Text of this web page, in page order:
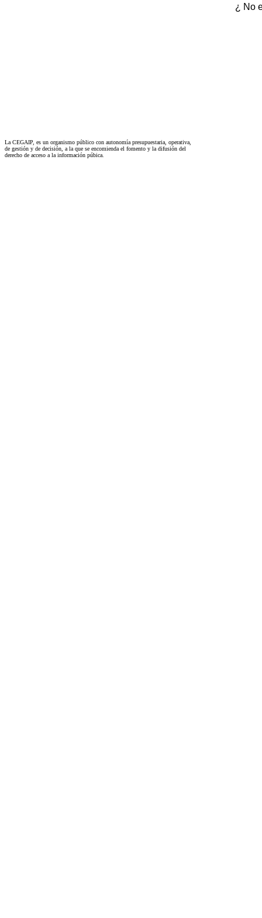
¿ No
La CEGAIP, es un organismo público con autonomía presupuestaria, operativa,
de gestión y de decisión, a la que se encomienda el fomento y la difusión del
derecho de acceso a la información púbica.